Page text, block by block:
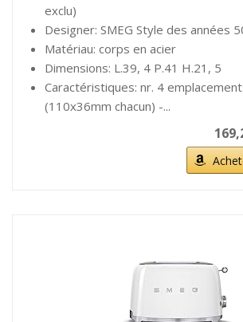
exclu)
Designer: SMEG Style des années
Matériau: corps en acier
Dimensions: L.39, 4 P.41 H.21, 5
Caractéristiques: nr. 4
(110x36mm chacun) -...